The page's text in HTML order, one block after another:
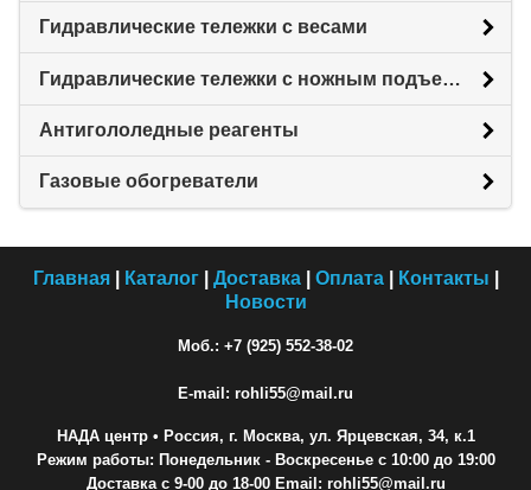
Гидравлические тележки с весами
Гидравлические тележки с ножным подъемом
Антигололедные реагенты
Газовые обогреватели
Главная| Каталог| Доставка| Оплата| Контакты
Новости
Моб.: +7 (925) 552-38-02
E-mail: rohli55@mail.ru
НАДА центр• Россия, г. Москва, ул. Ярцевская, 34, к.1
Режим работы: Понедельник - Воскресенье с 10:00 до 19:00
Доставка с 9-00 до 18-00 Email: rohli55@mail.ru